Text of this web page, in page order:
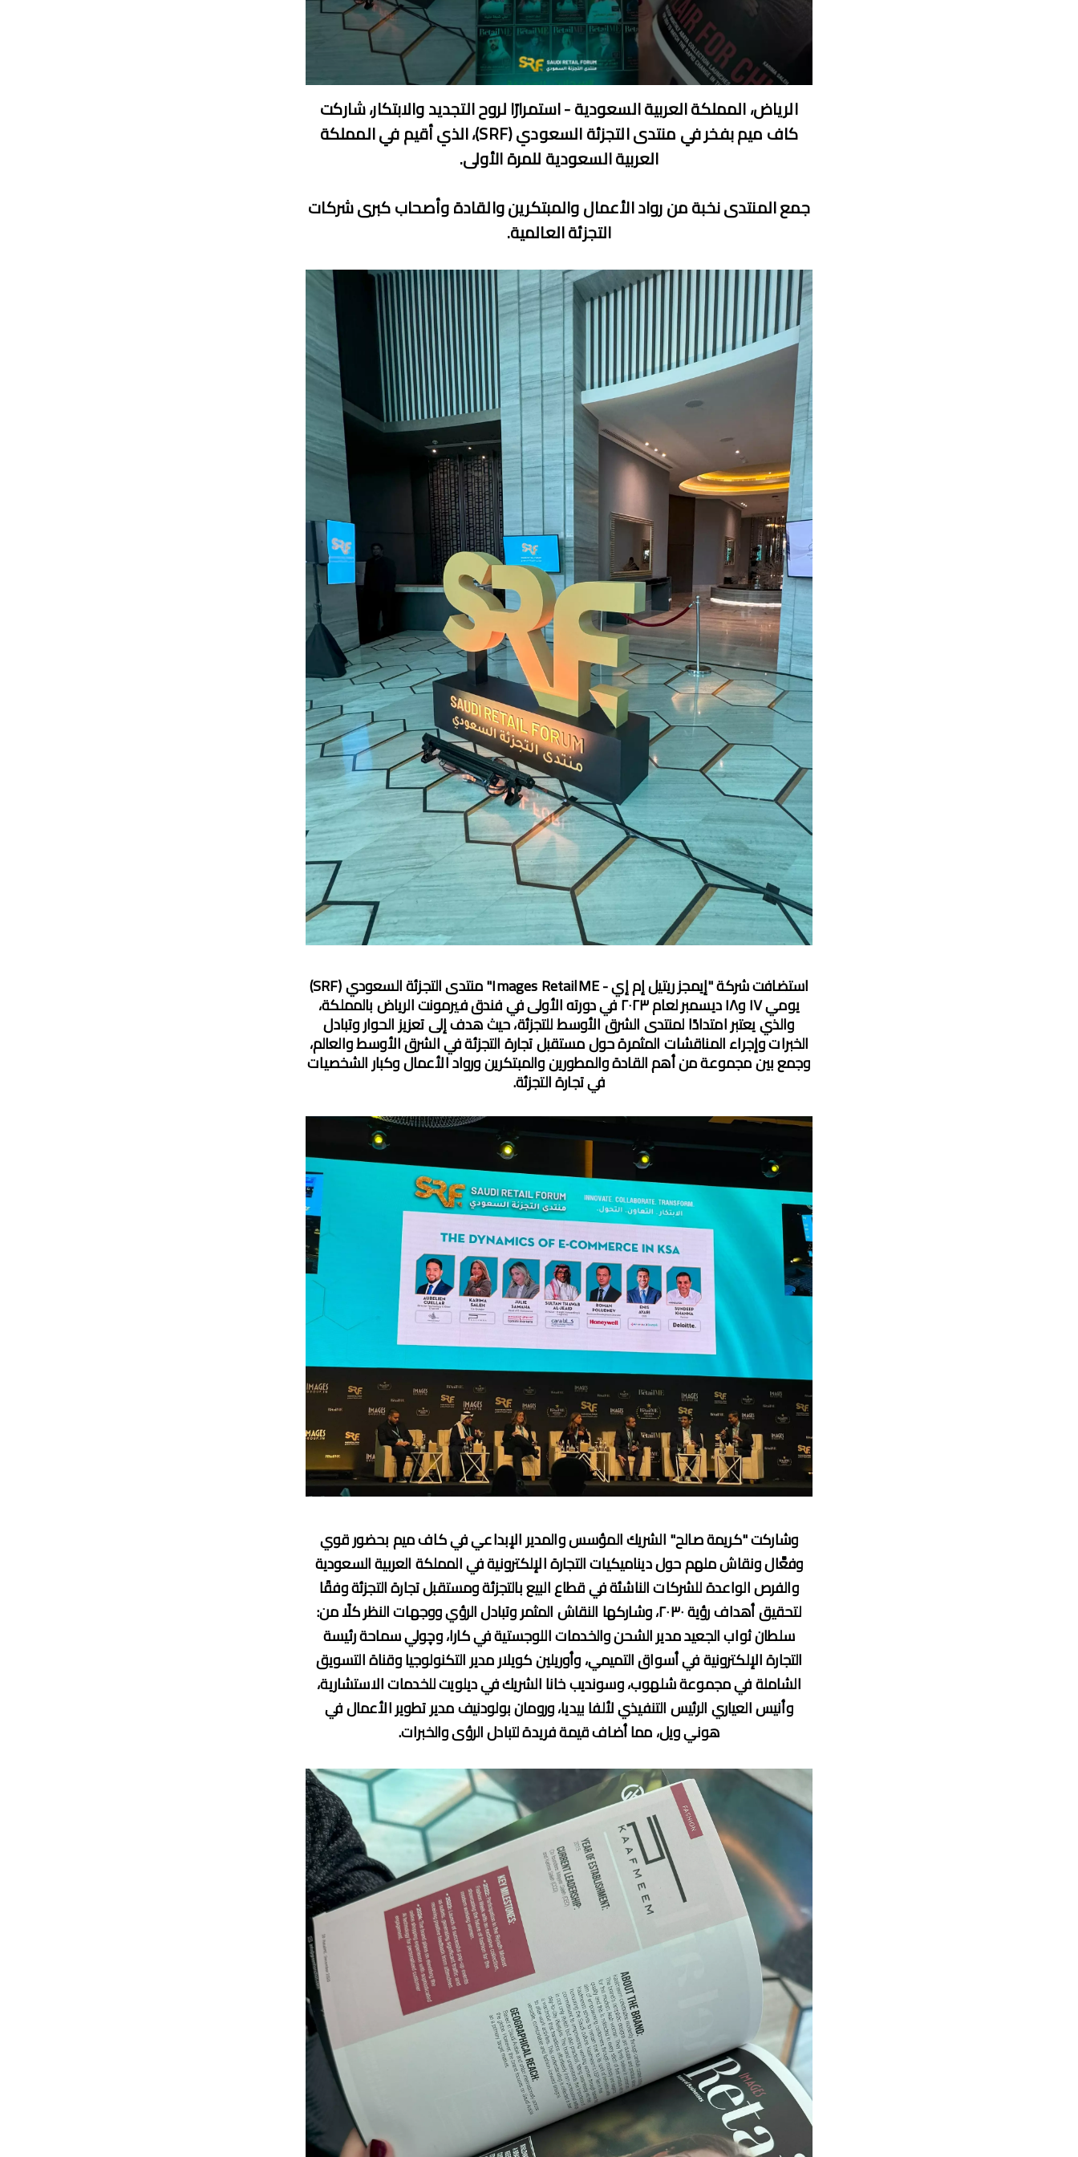
الرياض، المملكة العربية السعودية - استمرارًا لروح التجديد والابتكار، شاركت
كاف ميم بفخر في منتدى التجزئة السعودي (SRF)، الذي أقيم في المملكة
العربية السعودية للمرة الأولى.
جمع المنتدى نخبة من رواد الأعمال والمبتكرين والقادة وأصحاب كبرى شركات
التجزئة العالمية.
استضافت شركة "إيمجز ريتيل إم إي - Images RetailME" منتدى التجزئة السعودي (SRF)
يومي ١٧ و١٨ ديسمبر لعام ٢٠٢٣ في دورته الأولى في فندق فيرمونت الرياض بالمملكة،
والذي يعتبر امتدادًا لمنتدى الشرق الأوسط للتجزئة، حيث هدف إلى تعزيز الحوار وتبادل
الخبرات وإجراء المناقشات المثمرة حول مستقبل تجارة التجزئة في الشرق الأوسط والعالم،
وجمع بين مجموعة من أهم القادة والمطورين والمبتكرين ورواد الأعمال وكبار الشخصيات
في تجارة التجزئة.
وشاركت "كريمة صالح" الشريك المؤسس والمدير الإبداعي في كاف ميم بحضور قوي
وفعَّال ونقاش ملهم حول ديناميكيات التجارة الإلكترونية في المملكة العربية السعودية
والفرص الواعدة للشركات الناشئة في قطاع البيع بالتجزئة ومستقبل تجارة التجزئة وفقًا
لتحقيق أهداف رؤية ٢٠٣٠، وشاركها النقاش المثمر وتبادل الرؤي ووجهات النظر كلًا من:
سلطان ثواب الجعيد مدير الشحن والخدمات اللوجستية في كارا، وچولي سماحة رئيسة
التجارة الإلكترونية في أسواق التميمي، وأوريلين كويلار مدير التكنولوجيا وقناة التسويق
الشاملة في مجموعة شلهوب، وسونديب خانا الشريك في ديلويت للخدمات الاستشارية،
وأنيس العياري الرئيس التنفيذي لألفا بيديا، ورومان بولودنيف مدير تطوير الأعمال في
هوني ويل، مما أضاف قيمة فريدة لتبادل الرؤى والخبرات.